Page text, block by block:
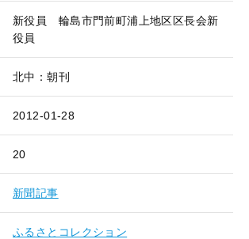
新役員 輪島市門前町浦上地区区長会新
役員
北中：朝刊
2012-01-28
20
新聞記事
ふるさとコレクション